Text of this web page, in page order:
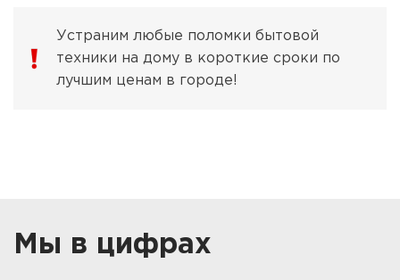
Устраним любые поломки бытовой
техники на дому в короткие сроки по
лучшим ценам в городе!
Мы в цифрах